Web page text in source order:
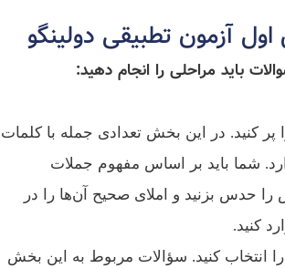
آزمون تطبیقی دولینگو
باید مراحلی را انجام دهید:
پر کنید. در این بخش تعدادی جمله با کلمات
شما باید بر اساس مفهوم جملات
حدس بزنید و املای صحیح آن‌ها را در
کنید.
انتخاب کنید. سؤالات مربوط به این بخش